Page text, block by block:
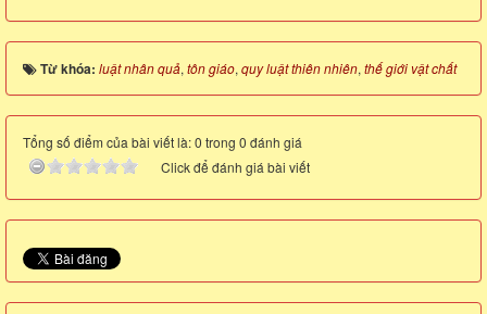
Từ khóa: luật nhân quả, tôn giáo, quy luật thiên nhiên, thế giới vật chất
Tổng số điểm của bài viết là: 0 trong 0 đánh giá
Click để đánh giá bài viết